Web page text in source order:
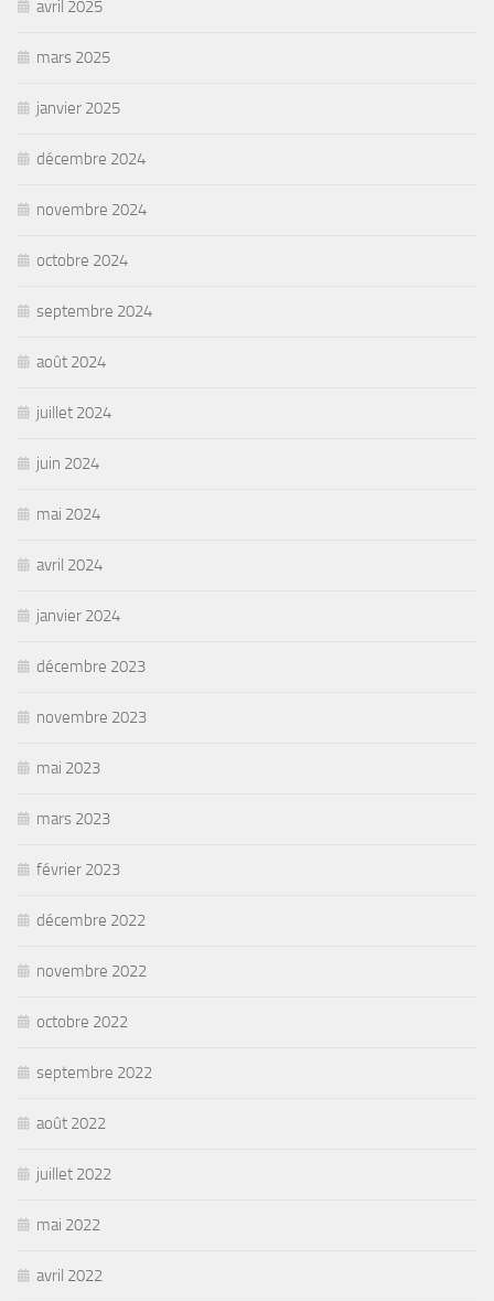
avril 2025
mars 2025
janvier 2025
décembre 2024
novembre 2024
octobre 2024
septembre 2024
août 2024
juillet 2024
juin 2024
mai 2024
avril 2024
janvier 2024
décembre 2023
novembre 2023
mai 2023
mars 2023
février 2023
décembre 2022
novembre 2022
octobre 2022
septembre 2022
août 2022
juillet 2022
mai 2022
avril 2022